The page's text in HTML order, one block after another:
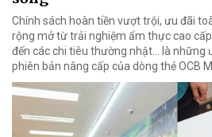
Chính sách hoàn tiền vượt trội, ưu đãi
rộng mở từ trải nghiệm ẩm thực cao
đến các chi tiêu thường nhật… là những
phiên bản nâng cấp của dòng thẻ OCB